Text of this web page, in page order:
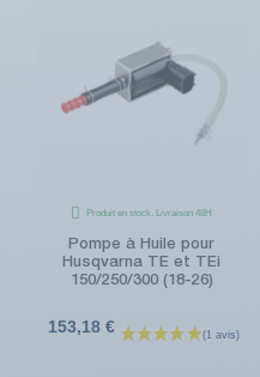
Produit en stock. Livraison 48H
Pompe à Huile pour
Husqvarna TE et TEi
150/250/300 (18-26)
153,18 €